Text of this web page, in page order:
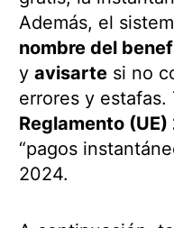
Además, el
nombre del
y avisartesi no
errores y
Reglamento
“pagos
2024.